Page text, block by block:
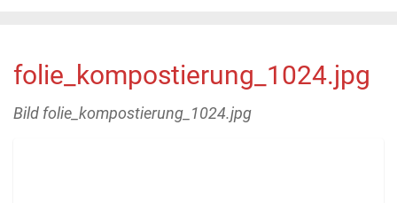
folie_kompostierung_1024.jpg
Bild folie_kompostierung_1024.jpg